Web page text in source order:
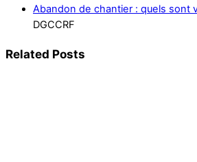
Abandon de chantier : quels sont
DGCCRF
Related Posts